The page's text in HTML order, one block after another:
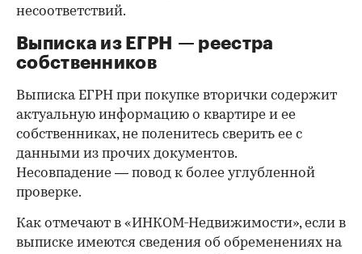
несоответствий.
Выписка из ЕГРН — реестра
собственников
Выписка ЕГРН при покупке вторички содержит
актуальную информацию о квартире и ее
собственниках, не поленитесь сверить ее с
данными из прочих документов.
Несовпадение — повод к более углубленной
проверке.
Как отмечают в «ИНКОМ-Недвижимости», если в
выписке имеются сведения об обременениях на